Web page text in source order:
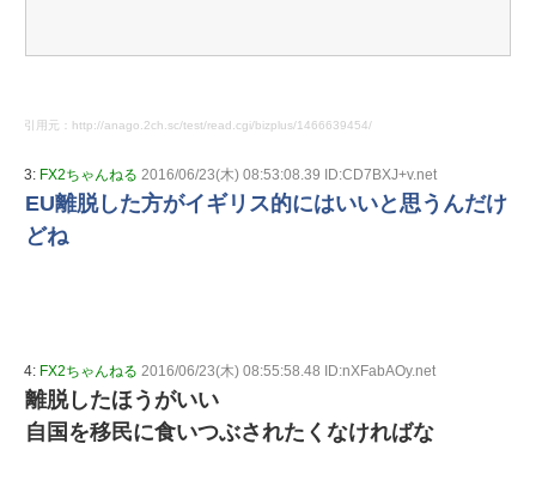
引用元：http://anago.2ch.sc/test/read.cgi/bizplus/1466639454/
3: FX2ちゃんねる 2016/06/23(木) 08:53:08.39 ID:CD7BXJ+v.net
EU離脱した方がイギリス的にはいいと思うんだけ
どね
4: FX2ちゃんねる 2016/06/23(木) 08:55:58.48 ID:nXFabAOy.net
離脱したほうがいい
自国を移民に食いつぶされたくなければな